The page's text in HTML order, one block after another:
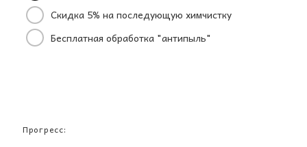
Скидка 5% на последующую химчистку
Бесплатная обработка "антипыль"
Прогресс: